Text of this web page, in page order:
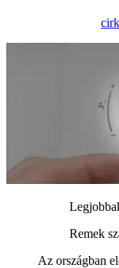
Remek
Az országban